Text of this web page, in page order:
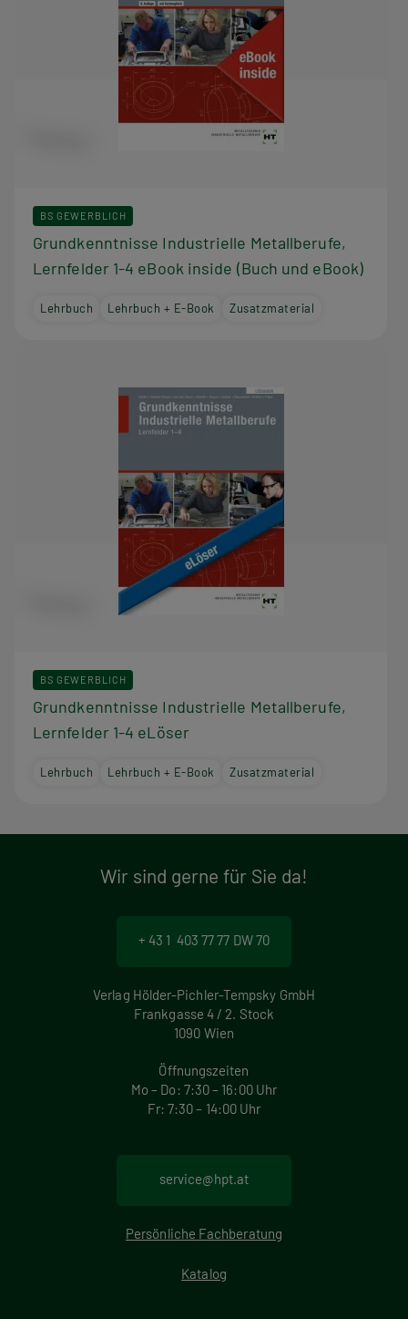
BS GEWERBLICH
Grundkenntnisse Industrielle Metallberufe,
Lernfelder 1-4 eBook inside (Buch und eBook)
Lehrbuch Lehrbuch + E-Book Zusatzmaterial
BS GEWERBLICH
Grundkenntnisse Industrielle Metallberufe,
Lernfelder 1-4 eLöser
Lehrbuch Lehrbuch + E-Book Zusatzmaterial
Wir sind gerne für Sie da!
+ 43 1 403 77 77 DW 70
Verlag Hölder-Pichler-Tempsky GmbH
Frankgasse 4 / 2. Stock
1090 Wien
Öffnungszeiten
Mo – Do: 7:30 – 16:00 Uhr
Fr: 7:30 – 14:00 Uhr
service@hpt.at
Persönliche Fachberatung
Katalog